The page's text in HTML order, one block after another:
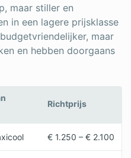
maar stiller en
in een lagere prijsklasse
maar
en hebben doorgaans
Richtprijs
€ 1.250 – € 2.100